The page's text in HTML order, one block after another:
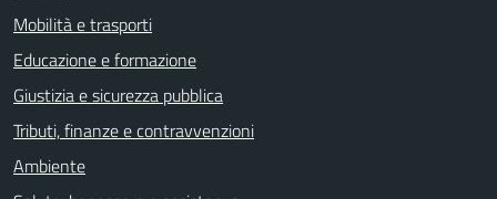
Mobilità e trasporti
Educazione e formazione
Giustizia e sicurezza pubblica
Tributi, finanze e contravvenzioni
Ambiente